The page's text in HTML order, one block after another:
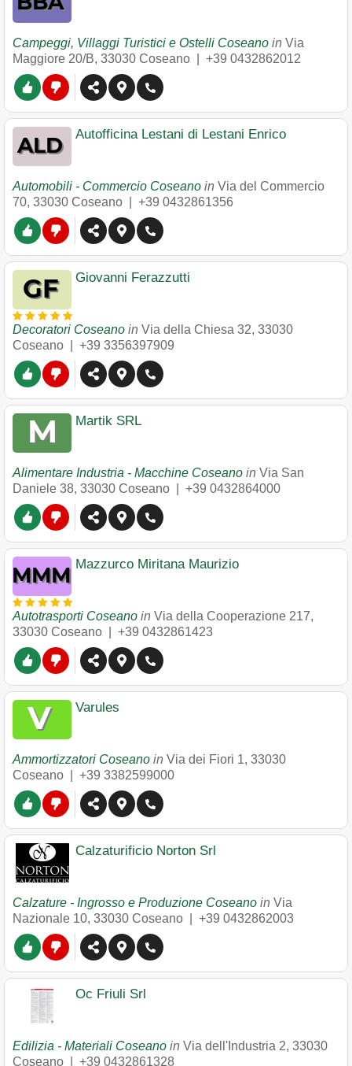
Campeggi, Villaggi Turistici e Ostelli Coseano in Via
Maggiore 20/B, 33030 Coseano +39 0432862012
Autofficina Lestani di Lestani Enrico
Automobili - Commercio Coseano in Via del Commercio
70, 33030 Coseano +39 0432861356
Giovanni Ferazzutti
Decoratori Coseano in Via della Chiesa 32, 33030
Coseano
+39 3356397909
Martik SRL
Alimentare Industria - Macchine Coseano in Via San
Daniele 38, 33030 Coseano +39 0432864000
Mazzurco Miritana Maurizio
Autotrasporti Coseano in Via della Cooperazione 217,
33030 Coseano +39 0432861423
Varules
Ammortizzatori Coseano in Via dei Fiori 1, 33030
Coseano
+39 3382599000
Calzaturificio Norton Srl
Calzature - Ingrosso e Produzione Coseano in Via
Nazionale 10, 33030 Coseano +39 0432862003
Oc Friuli Srl
Edilizia - Materiali Coseano in Via dell'Industria 2, 33030
Coseano
+39 0432861328